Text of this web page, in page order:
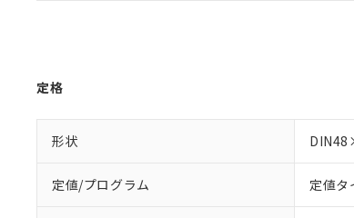
定格
形状
定値/プログラム 定値タ